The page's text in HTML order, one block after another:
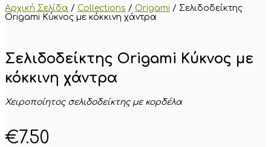
Αρχική Σελίδα / Collections / Origami / Σελιδοδείκτης
Origami Κύκνος με κόκκινη χάντρα
Σελιδοδείκτης Origami Κύκνος με
κόκκινη χάντρα
Χειροποίητος σελιδοδείκτης με κορδέλα
€7.50